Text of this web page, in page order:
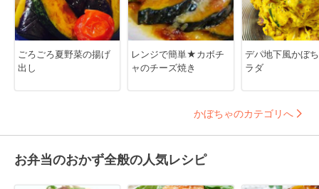
ごろごろ夏野菜の揚げ
出し
レンジで簡単★カボチ
ャのチーズ焼き
デパ地下風かぼ
ラダ
かぼちゃのカテゴリへ
お弁当のおかず全般の人気レシピ